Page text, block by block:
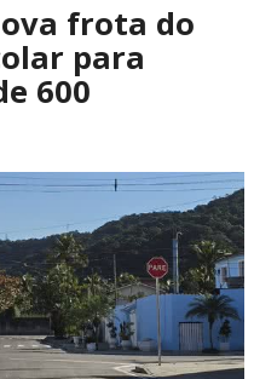
frota do
para
600